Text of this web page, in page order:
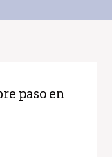
paso en